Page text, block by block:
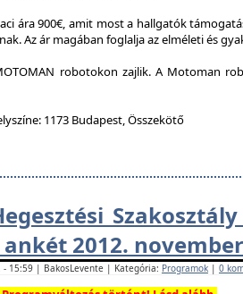
ára 900€, amit most a hallgatók
Az ár magában foglalja az elméleti és
robotokon zajlik. A Motoman
1173 Budapest, Összekötő
2012.
- 15:59 | BakosLevente | Kategória: Programok | 0